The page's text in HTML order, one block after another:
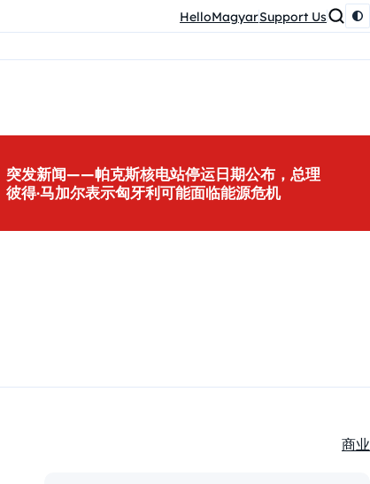
HelloMagyarSupport Us
突发新闻——帕克斯核电站停运日期公布，总理
彼得·马加尔表示匈牙利可能面临能源危机
商业